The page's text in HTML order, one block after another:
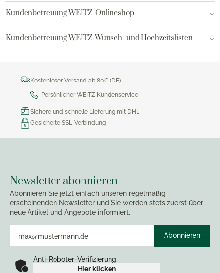
Kundenbetreuung WEITZ-Onlineshop
Kundenbetreuung WEITZ-Wunsch- und Hochzeitslisten
Kostenloser Versand ab 80€ (DE)
Persönlicher WEITZ Kundenservice
Sichere und schnelle Lieferung mit DHL
Gesicherte SSL-Verbindung
Newsletter abonnieren
Abonnieren Sie jetzt einfach unseren regelmäßig
erscheinenden Newsletter und Sie werden stets zuerst über
neue Artikel und Angebote informiert.
Abonnieren
Anti-Roboter-Verifizierung
Hier klicken